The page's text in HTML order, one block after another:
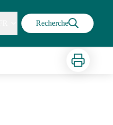
Recherche
Imprimer